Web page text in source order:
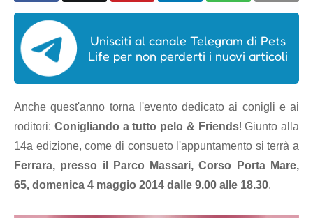
Unisciti al canale Telegram di Pets
Life per non perderti i nuovi articoli
Anche quest'anno torna l'evento dedicato ai conigli e ai
roditori: Conigliando a tutto pelo & Friends! Giunto alla
14a edizione, come di consueto l'appuntamento si terrà a
Ferrara, presso il Parco Massari, Corso Porta Mare,
65, domenica 4 maggio 2014 dalle 9.00 alle 18.30.